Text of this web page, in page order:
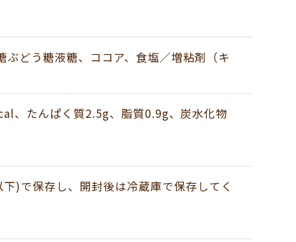
どう糖液糖、ココア、食塩／増粘剤（キ
、たんぱく質2.5g、脂質0.9g、炭水化物
)で保存し、開封後は冷蔵庫で保存してく